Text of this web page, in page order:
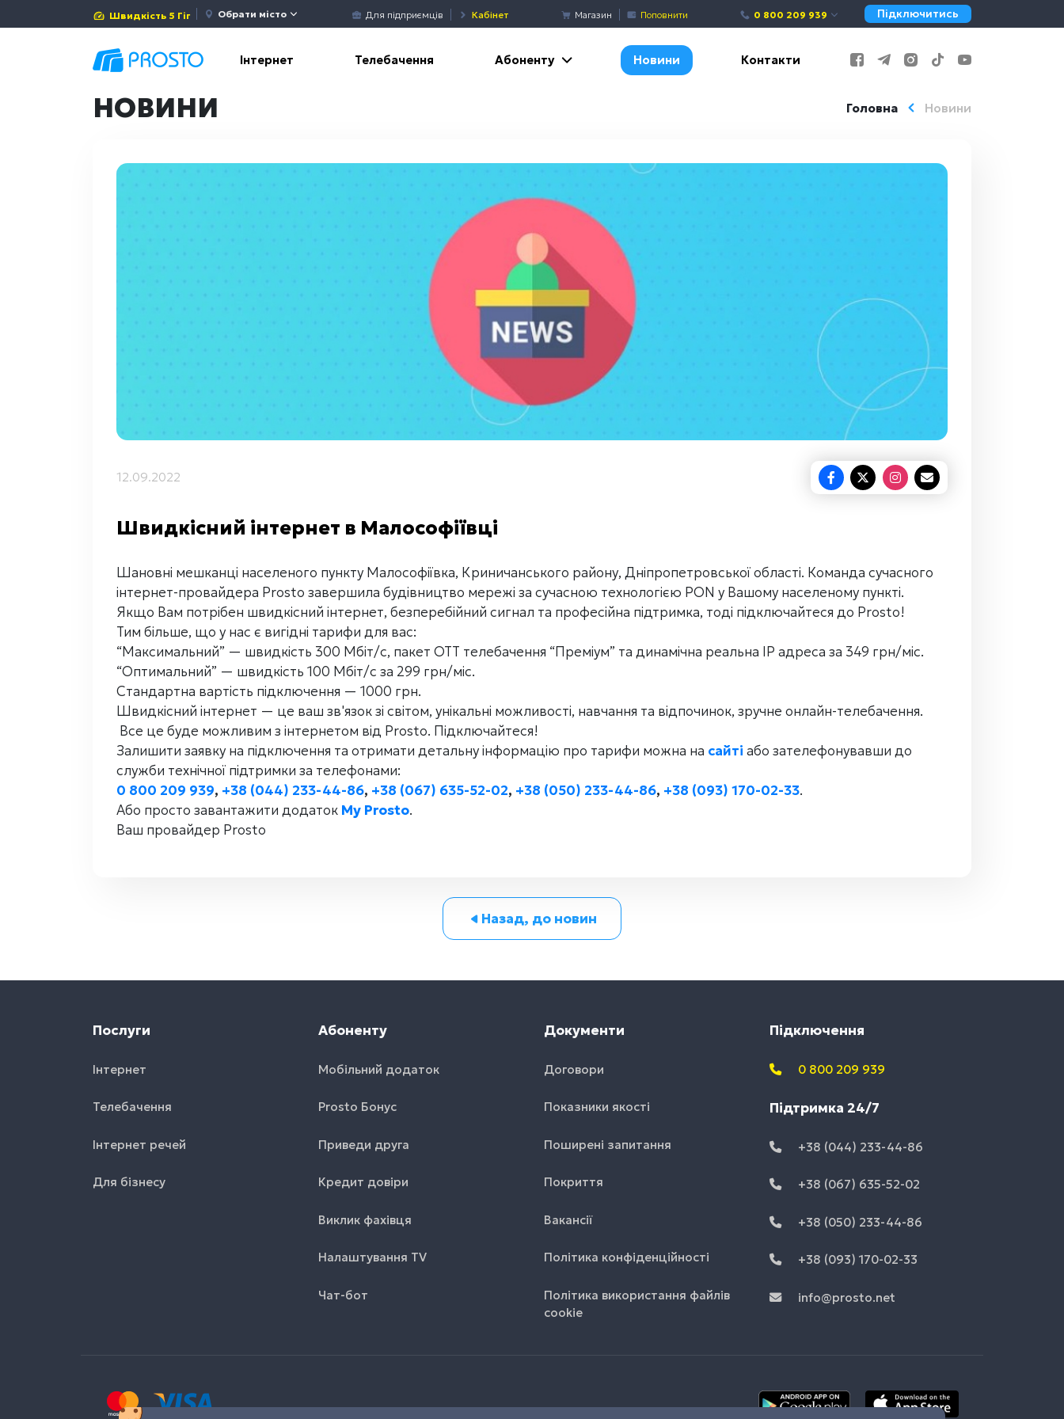
Швидкість 5 Гіг Обрати місто Для підприємців Кабінет Магазин Поповнити 0 800 209 939 Підключитись
Інтернет Телебачення Абоненту Новини Контакти
Головна Новини
НОВИНИ
12.09.2022
Швидкісний інтернет в Малософіївці
Шановні мешканці населеного пункту Малософіївка, Криничанського району, Дніпропетровської області. Команда сучасного
інтернет-провайдера Prosto завершила будівництво мережі за сучасною технологією PON у Вашому населеному пункті.
Якщо Вам потрібен швидкісний інтернет, безперебійний сигнал та професійна підтримка, тоді підключайтеся до Prosto!
Тим більше, що у нас є вигідні тарифи для вас:
“Максимальний” — швидкість 300 Мбіт/с, пакет ОТТ телебачення “Преміум” та динамічна реальна IP адреса за 349 грн/міс.
“Оптимальний” — швидкість 100 Мбіт/с за 299 грн/міс.
Стандартна вартість підключення — 1000 грн.
Швидкісний інтернет — це ваш зв'язок зі світом, унікальні можливості, навчання та відпочинок, зручне онлайн-телебачення.
Все це буде можливим з інтернетом від Prosto. Підключайтеся!
Залишити заявку на підключення та отримати детальну інформацію про тарифи можна на сайті або зателефонувавши до
служби технічної підтримки за телефонами:
0 800 209 939, +38 (044) 233-44-86, +38 (067) 635-52-02, +38 (050) 233-44-86, +38 (093) 170-02-33.
Або просто завантажити додаток My Prosto.
Ваш провайдер Prosto
Назад, до новин
Послуги
Інтернет
Телебачення
Інтернет речей
Для бізнесу
Абоненту
Мобільний додаток
Prosto Бонус
Приведи друга
Кредит довіри
Виклик фахівця
Налаштування TV
Чат-бот
Документи
Договори
Показники якості
Поширені запитання
Покриття
Вакансії
Політика конфіденційності
Політика використання файлів
cookie
Підключення
0 800 209 939
Підтримка 24/7
+38 (044) 233-44-86
+38 (067) 635-52-02
+38 (050) 233-44-86
+38 (093) 170-02-33
info@prosto.net